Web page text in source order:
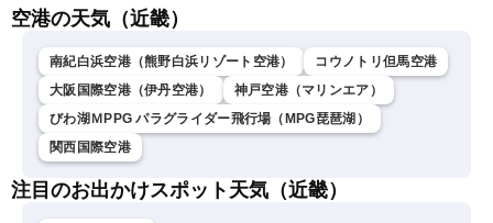
北美月／芳野達郎〉
空港の天気（近畿）
南紀白浜空港（熊野白浜リゾート空港）
コウノトリ但馬空港
大阪国際空港（伊丹空港）
神戸空港（マリンエア）
びわ湖ＭPPG パラグライダー飛行場（MPG琵琶湖）
関西国際空港
注目のお出かけスポット天気（近畿）